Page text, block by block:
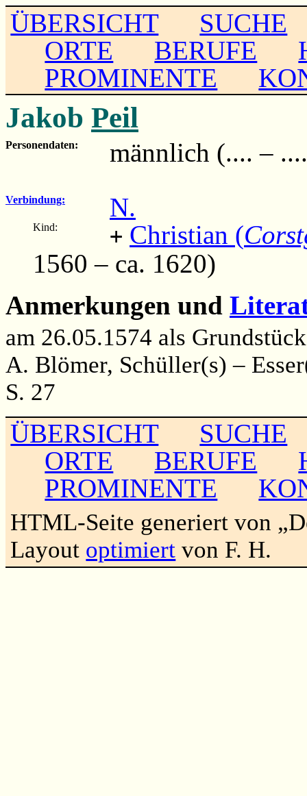
ÜBERSICHT
SUCHE
ORTE
BERUFE
PROMINENTE
Jakob Peil
Personendaten: männlich (.... –
Verbindung: N.
Kind: + Christian (
1560 – ca. 1620)
Anmerkungen und
am 26.05.1574 als
A. Blömer, Schüller(s) –
S. 27
ÜBERSICHT
SUCHE
ORTE
BERUFE
PROMINENTE
HTML-Seite generiert von
Layout optimiert von F. H.